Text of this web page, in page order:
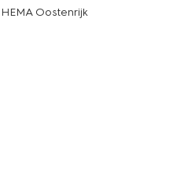
HEMA Oostenrijk